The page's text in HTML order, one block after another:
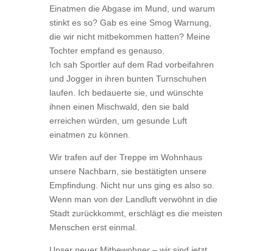
Einatmen die Abgase im Mund, und warum
stinkt es so? Gab es eine Smog Warnung,
die wir nicht mitbekommen hatten? Meine
Tochter empfand es genauso.
Ich sah Sportler auf dem Rad vorbeifahren
und Jogger in ihren bunten Turnschuhen
laufen. Ich bedauerte sie, und wünschte
ihnen einen Mischwald, den sie bald
erreichen würden, um gesunde Luft
einatmen zu können.
Wir trafen auf der Treppe im Wohnhaus
unsere Nachbarn, sie bestätigten unsere
Empfindung. Nicht nur uns ging es also so.
Wenn man von der Landluft verwöhnt in die
Stadt zurückkommt, erschlägt es die meisten
Menschen erst einmal.